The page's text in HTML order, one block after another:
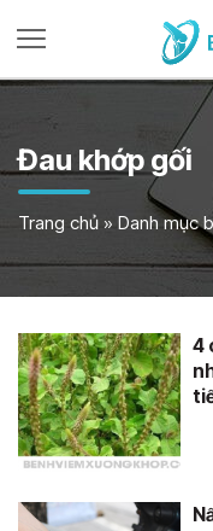
Đau khớp gối
Trang chủ » Danh mục
4